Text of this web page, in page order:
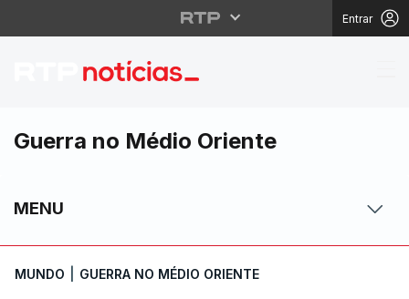
Entrar
Conselho de
Guerra no Médio Oriente
MENU
MUNDO GUERRA NO MÉDIO ORIENTE